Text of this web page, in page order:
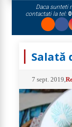
Daca sunteti
contactati la tel:
Salată
7 sept. 2019 ,